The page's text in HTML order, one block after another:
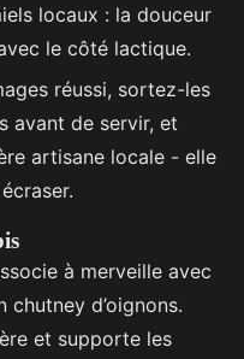
locaux : la douceur
le côté lactique.
réussi, sortez-les
avant de servir, et
artisane locale - elle
à merveille avec
d’oignons.
et supporte les